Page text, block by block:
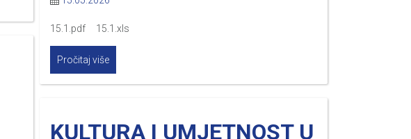
15.1.pdf 15.1.xls
Pročitaj više
KULTURA I UMJETNOST U